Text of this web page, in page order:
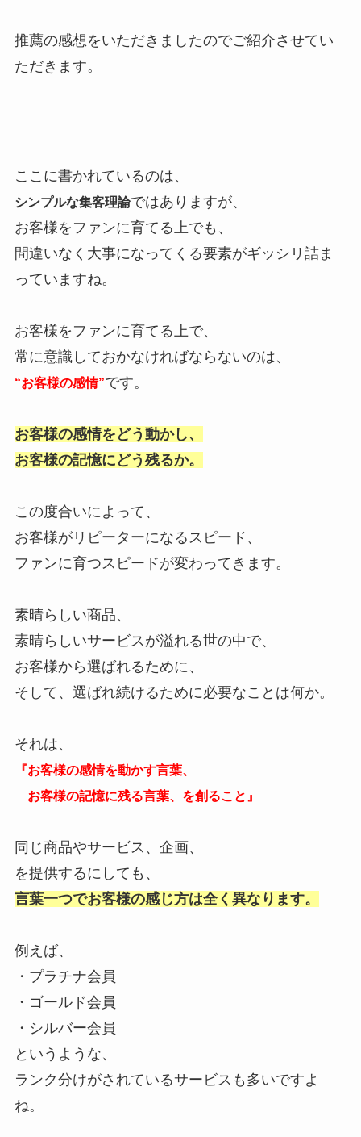
推薦の感想をいただきましたのでご紹介させてい
ただきます。
ここに書かれているのは、
シンプルな集客理論ではありますが、
お客様をファンに育てる上でも、
間違いなく大事になってくる要素がギッシリ詰ま
っていますね。
お客様をファンに育てる上で、
常に意識しておかなければならないのは、
“お客様の感情”です。
お客様の感情をどう動かし、
お客様の記憶にどう残るか。
この度合いによって、
お客様がリピーターになるスピード、
ファンに育つスピードが変わってきます。
素晴らしい商品、
素晴らしいサービスが溢れる世の中で、
お客様から選ばれるために、
そして、選ばれ続けるために必要なことは何か。
それは、
『お客様の感情を動かす言葉、
お客様の記憶に残る言葉、を創ること』
同じ商品やサービス、企画、
を提供するにしても、
言葉一つでお客様の感じ方は全く異なります。
例えば、
・プラチナ会員
・ゴールド会員
・シルバー会員
というような、
ランク分けがされているサービスも多いですよ
ね。